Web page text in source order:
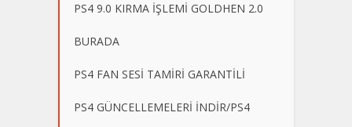
PS4 9.0 KIRMA İŞLEMİ GOLDHEN 2.0
BURADA
PS4 FAN SESİ TAMİRİ GARANTİLİ
PS4 GÜNCELLEMELERİ İNDİR/PS4